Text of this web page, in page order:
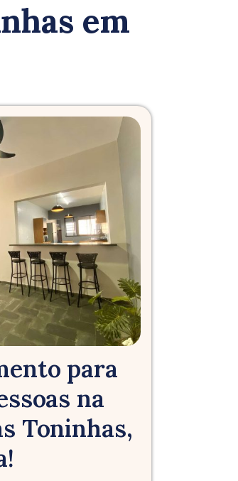
em
para
na
Toninhas,